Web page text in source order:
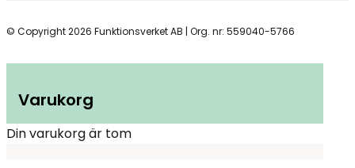
© Copyright 2026 Funktionsverket AB | Org. nr: 559040-5766
Varukorg
Din varukorg är tom